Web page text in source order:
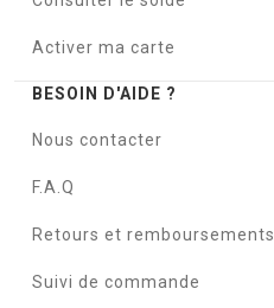
Activer ma carte
BESOIN D'AIDE ?
Nous contacter
F.A.Q
Retours et remboursements
Suivi de commande